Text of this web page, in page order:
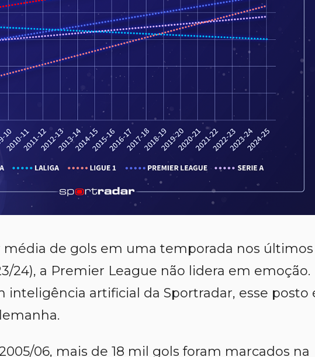
média de gols em uma temporada nos últimos
24), a Premier League não lidera em emoção.
inteligência artificial da Sportradar, esse posto
06, mais de 18 mil gols foram marcados na